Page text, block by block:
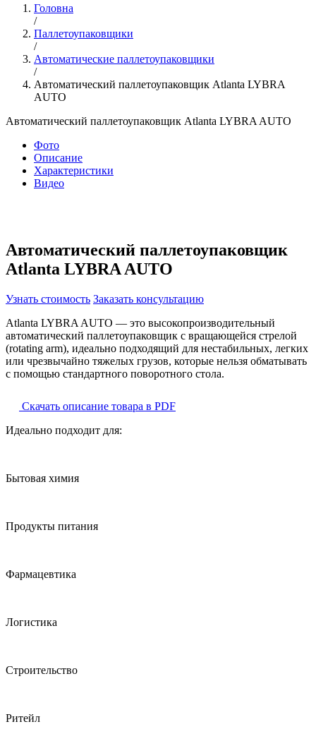
Головна
/
Паллетоупаковщики
/
Автоматические паллетоупаковщики
/
Автоматический паллетоупаковщик Atlanta LYBRA
AUTO
Автоматический паллетоупаковщик Atlanta LYBRA AUTO
Фото
Описание
Характеристики
Видео
Автоматический паллетоупаковщик
Atlanta LYBRA AUTO
Узнать стоимость Заказать консультацию
Atlanta LYBRA AUTO — это высокопроизводительный
автоматический паллетоупаковщик с вращающейся стрелой
(rotating arm), идеально подходящий для нестабильных, легких
или чрезвычайно тяжелых грузов, которые нельзя обматывать
с помощью стандартного поворотного стола.
Скачать описание товара в PDF
Идеально подходит для:
Бытовая химия
Продукты питания
Фармацевтика
Логистика
Строительство
Ритейл